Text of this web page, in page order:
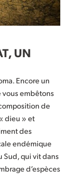
UN
Encore un
vous embêtons
de
dieu » et
des
endémique
Sud, qui vit dans
d’espèces